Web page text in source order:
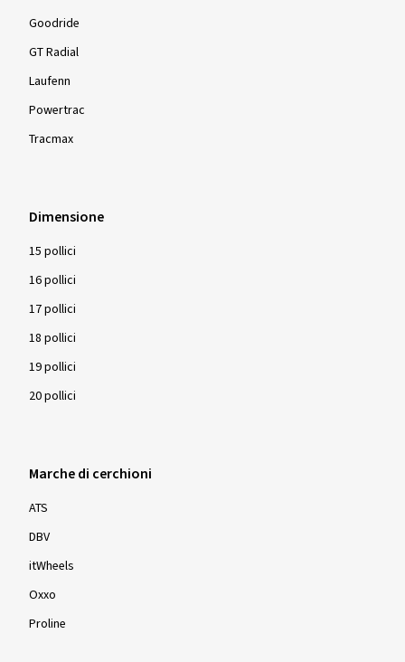
Goodride
GT Radial
Laufenn
Powertrac
Tracmax
Dimensione
15 pollici
16 pollici
17 pollici
18 pollici
19 pollici
20 pollici
Marche di cerchioni
ATS
DBV
itWheels
Oxxo
Proline